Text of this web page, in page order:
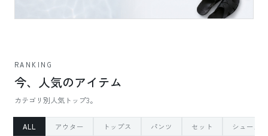
RANKING
今、人気のアイテム
カテゴリ別人気トップ3。
ALL アウター トップス パンツ セット シューズ